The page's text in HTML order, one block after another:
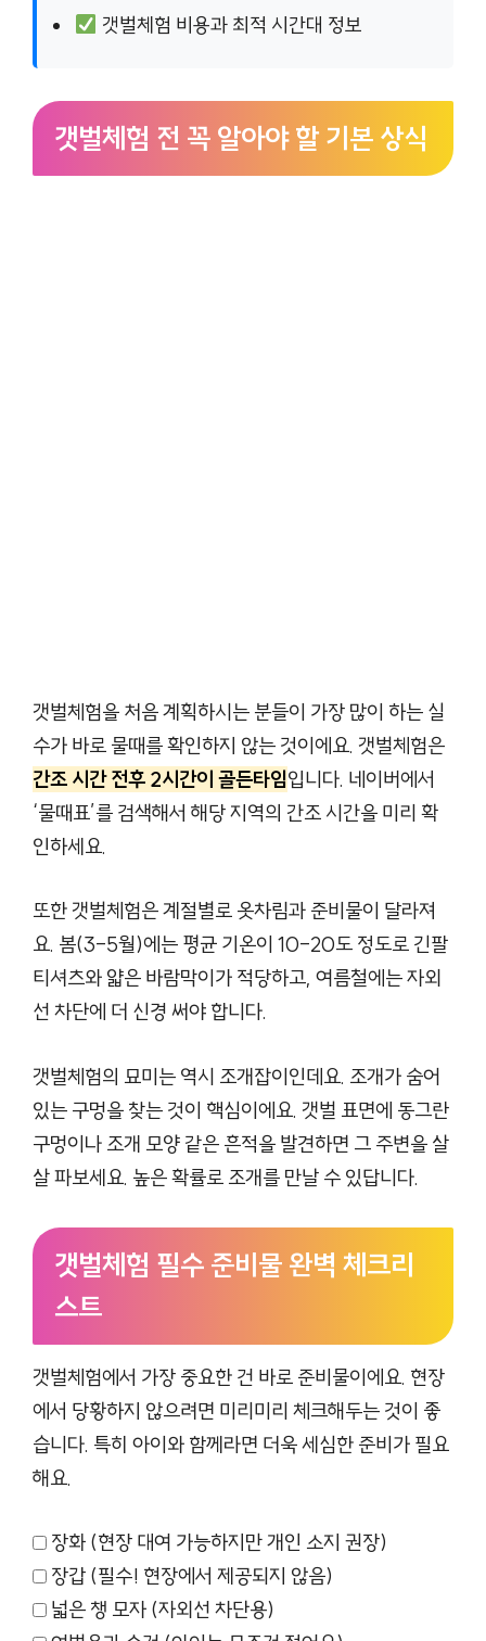
갯벌체험 비용과 최적 시간대 정보
갯벌체험 전 꼭 알아야 할 기본 상식
갯벌체험을 처음 계획하시는 분들이 가장 많이 하는 실
수가 바로 물때를 확인하지 않는 것이에요. 갯벌체험은
간조 시간 전후 2시간이 골든타임입니다. 네이버에서
‘물때표’를 검색해서 해당 지역의 간조 시간을 미리 확
인하세요.
또한 갯벌체험은 계절별로 옷차림과 준비물이 달라져
요. 봄(3-5월)에는 평균 기온이 10-20도 정도로 긴팔
티셔츠와 얇은 바람막이가 적당하고, 여름철에는 자외
선 차단에 더 신경 써야 합니다.
갯벌체험의 묘미는 역시 조개잡이인데요. 조개가 숨어
있는 구멍을 찾는 것이 핵심이에요. 갯벌 표면에 동그란
구멍이나 조개 모양 같은 흔적을 발견하면 그 주변을 살
살 파보세요. 높은 확률로 조개를 만날 수 있답니다.
갯벌체험 필수 준비물 완벽 체크리
스트
갯벌체험에서 가장 중요한 건 바로 준비물이에요. 현장
에서 당황하지 않으려면 미리미리 체크해두는 것이 좋
습니다. 특히 아이와 함께라면 더욱 세심한 준비가 필요
해요.
장화 (현장 대여 가능하지만 개인 소지 권장)
장갑 (필수! 현장에서 제공되지 않음)
넓은 챙 모자 (자외선 차단용)